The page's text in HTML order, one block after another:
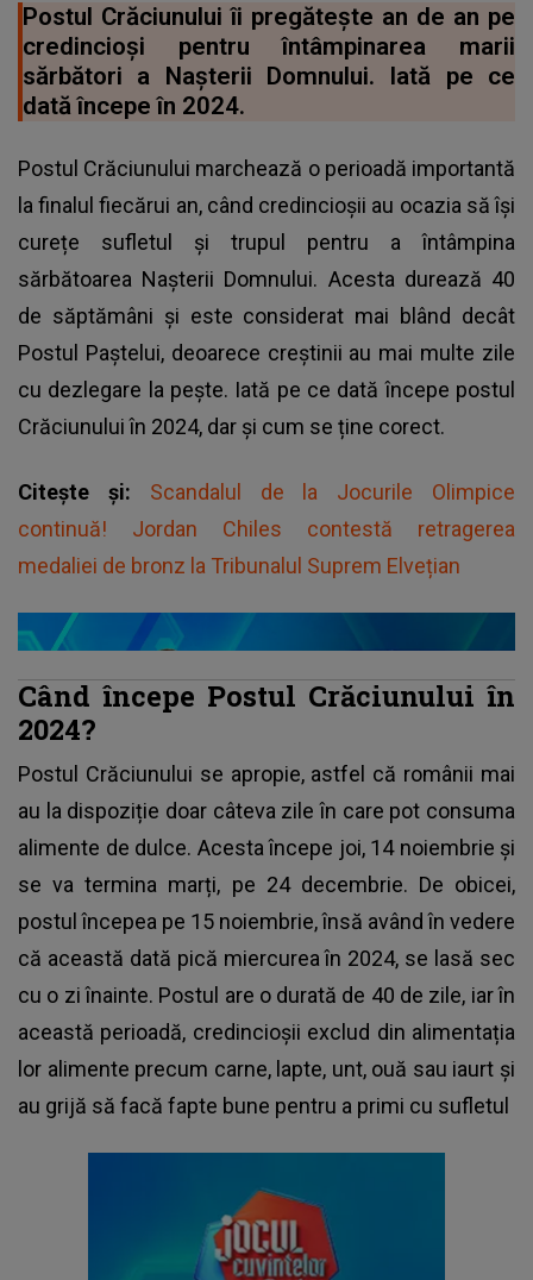
Postul Crăciunului îi pregătește an de an pe
credincioși pentru întâmpinarea marii
sărbători a Nașterii Domnului. Iată pe ce
dată începe în 2024.
Postul Crăciunului marchează o perioadă importantă
la finalul fiecărui an, când credincioșii au ocazia să își
curețe sufletul și trupul pentru a întâmpina
sărbătoarea Nașterii Domnului. Acesta durează 40
de săptămâni și este considerat mai blând decât
Postul Paștelui, deoarece creștinii au mai multe zile
cu dezlegare la pește. Iată pe ce dată începe postul
Crăciunului în 2024, dar și cum se ține corect.
Citește și: Scandalul de la Jocurile Olimpice
continuă! Jordan Chiles contestă retragerea
medaliei de bronz la Tribunalul Suprem Elvețian
Când începe Postul Crăciunului în
2024?
Postul Crăciunului se apropie, astfel că românii mai
au la dispoziție doar câteva zile în care pot consuma
alimente de dulce. Acesta începe joi, 14 noiembrie și
se va termina marți, pe 24 decembrie. De obicei,
postul începea pe 15 noiembrie, însă având în vedere
că această dată pică miercurea în 2024, se lasă sec
cu o zi înainte. Postul are o durată de 40 de zile, iar în
această perioadă, credincioșii exclud din alimentația
lor alimente precum carne, lapte, unt, ouă sau iaurt și
au grijă să facă fapte bune pentru a primi cu sufletul